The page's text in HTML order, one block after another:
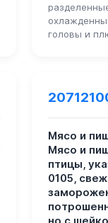
головы и
Мясо и
Мясо и
птицы,
0105,